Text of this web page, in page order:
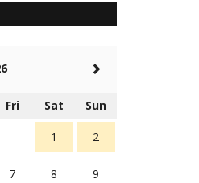
Fri Sat Sun
1 2
7 8 9